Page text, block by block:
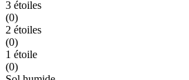
3 étoiles
(0)
2 étoiles
(0)
1 étoile
(0)